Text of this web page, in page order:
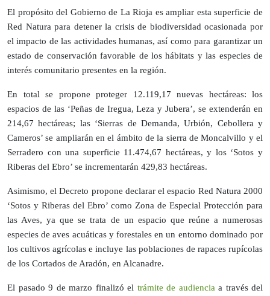
El propósito del Gobierno de La Rioja es ampliar esta superficie de
Red Natura para detener la crisis de biodiversidad ocasionada por
el impacto de las actividades humanas, así como para garantizar un
estado de conservación favorable de los hábitats y las especies de
interés comunitario presentes en la región.
En total se propone proteger 12.119,17 nuevas hectáreas: los
espacios de las ‘Peñas de Iregua, Leza y Jubera’, se extenderán en
214,67 hectáreas; las ‘Sierras de Demanda, Urbión, Cebollera y
Cameros’ se ampliarán en el ámbito de la sierra de Moncalvillo y el
Serradero con una superficie 11.474,67 hectáreas, y los ‘Sotos y
Riberas del Ebro’ se incrementarán 429,83 hectáreas.
Asimismo, el Decreto propone declarar el espacio Red Natura 2000
‘Sotos y Riberas del Ebro’ como Zona de Especial Protección para
las Aves, ya que se trata de un espacio que reúne a numerosas
especies de aves acuáticas y forestales en un entorno dominado por
los cultivos agrícolas e incluye las poblaciones de rapaces rupícolas
de los Cortados de Aradón, en Alcanadre.
El pasado 9 de marzo finalizó el trámite de audiencia a través del